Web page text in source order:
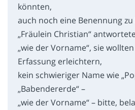
könnten,
auch noch eine Benennung zu
„Fräulein Christian“
„wie der Vorname“, sie
Erfassung erleichtern,
kein schwieriger Name wie
„Babendererde“ –
„wie der Vorname“ – bitte,